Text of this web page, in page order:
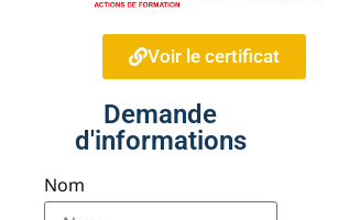
Voir le certificat
Demande
d'informations
Nom